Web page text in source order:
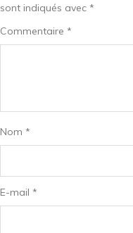
sont indiqués avec *
Commentaire *
Nom *
E-mail *